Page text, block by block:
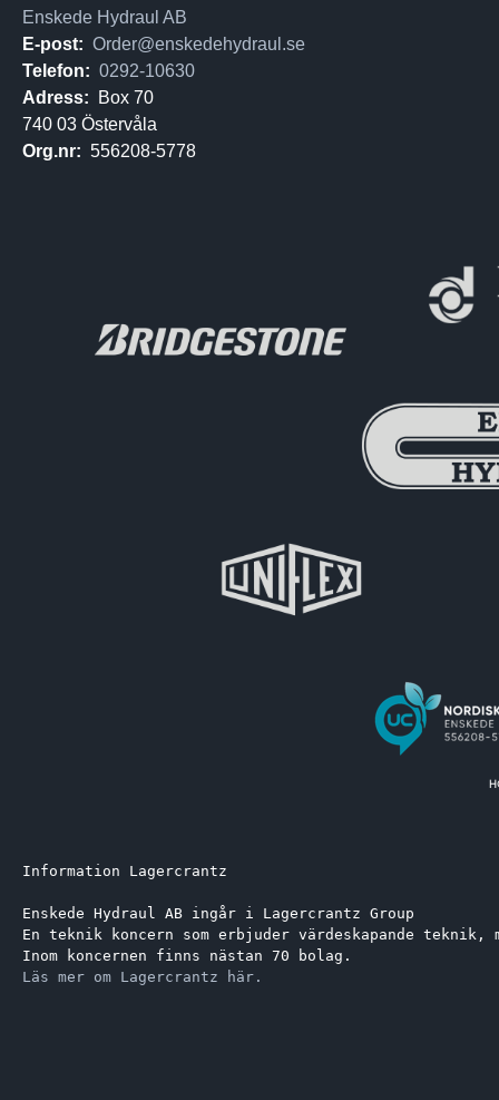
Information Lagercrantz
Enskede Hydraul AB ingår i Lagercrantz Group
En teknik koncern som erbjuder värdeskapande
Inom koncernen finns nästan 70 bolag.
Läs mer om Lagercrantz här.
Enskede Hydraul AB
E-post: Order@enskedehydraul.se
Telefon: 0292-10630
Adress:
Box 70
740 03 Östervåla
Org.nr: 556208-5778